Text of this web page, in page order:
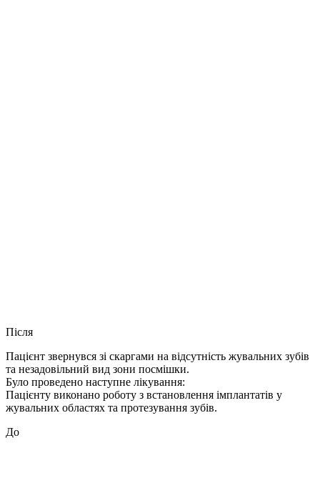
Після
Пацієнт звернувся зі скаргами на відсутність жувальних зубів
та незадовільний вид зони посмішки.
Було проведено наступне лікування:
Пацієнту виконано роботу з встановлення імплантатів у
жувальних областях та протезування зубів.
До